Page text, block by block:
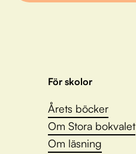
För skolor
Årets böcker
Om Stora bokvalet
Om läsning